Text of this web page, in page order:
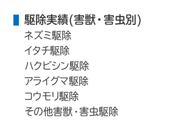
駆除実績(害獣・害虫別)
ネズミ駆除
イタチ駆除
ハクビシン駆除
アライグマ駆除
コウモリ駆除
その他害獣・害虫駆除